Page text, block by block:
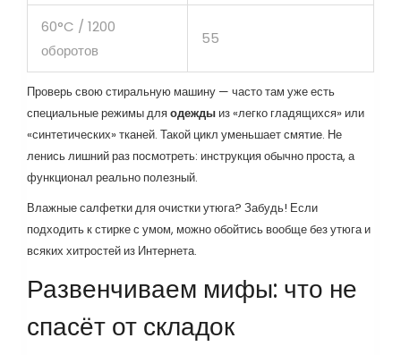
60°C / 1200
оборотов
55
Проверь свою стиральную машину — часто там уже есть
специальные режимы дляодежды из «легко гладящихся» или
«синтетических» тканей. Такой цикл уменьшает смятие. Не
ленись лишний раз посмотреть: инструкция обычно проста, а
функционал реально полезный.
Влажные салфетки для очистки утюга? Забудь! Если
подходить к стирке с умом, можно обойтись вообще без утюга и
всяких хитростей из Интернета.
Развенчиваем мифы: что не
спасёт от складок